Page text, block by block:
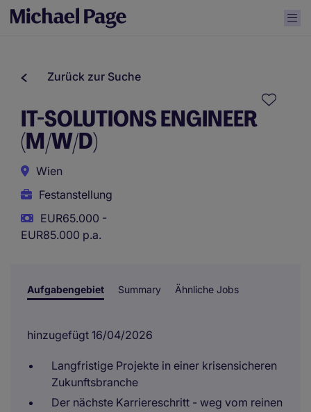
Zurück zur Suche
IT-SOLUTIONS ENGINEER
(M/W/D)
Wien
Festanstellung
EUR65.000 -
EUR85.000 p.a.
Aufgabengebiet Summary Ähnliche Jobs
hinzugefügt 16/04/2026
Langfristige Projekte in einer krisensicheren
Zukunftsbranche
Der nächste Karriereschritt - weg vom reinen